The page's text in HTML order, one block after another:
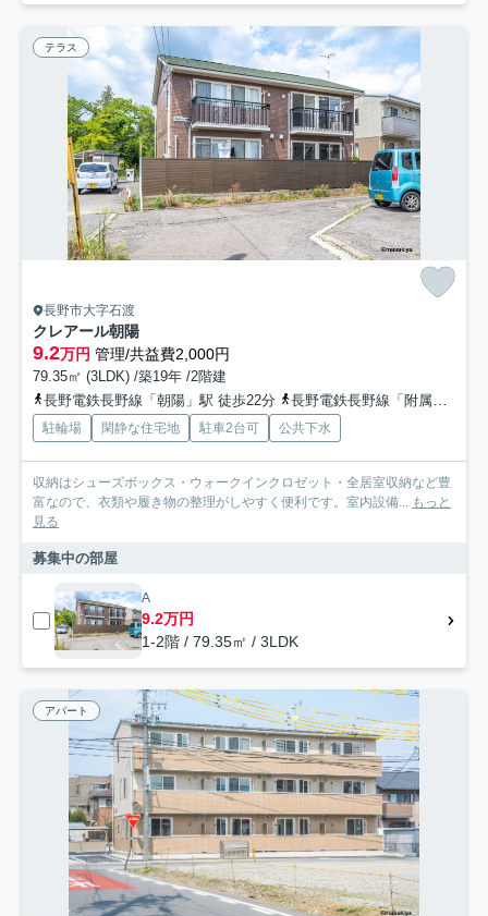
テラス
長野市大字石渡
クレアール朝陽
9.2万円 管理/共益費2,000円
79.35㎡ (3LDK) /築19年 /2階建
長野電鉄長野線「朝陽」駅 徒歩22分
長野電鉄長野線「附属中学前」駅 徒歩24分
駐輪場 閑静な住宅地 駐車2台可 公共下水
収納はシューズボックス・ウォークインクロゼット・全居室収納など豊
富なので、衣類や履き物の整理がしやすく便利です。室内設備... もっと
見る
募集中の部屋
A
9.2万円
1-2階 / 79.35㎡ / 3LDK
アパート